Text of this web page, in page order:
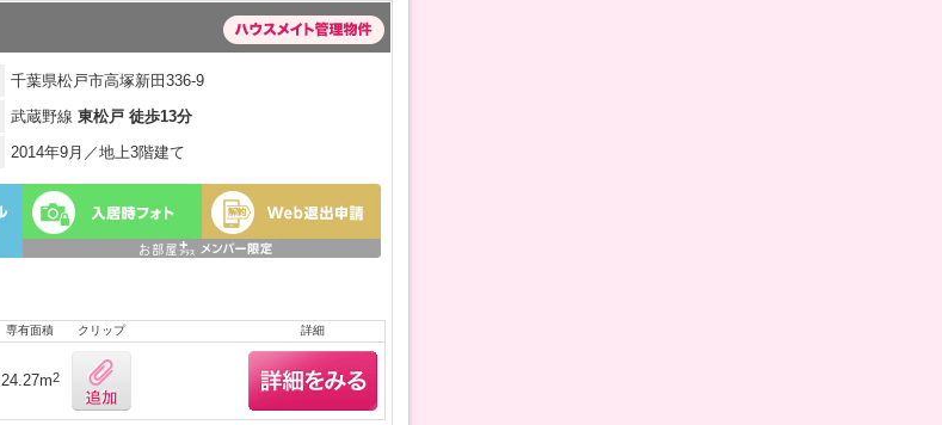
千葉県松戸市高塚新田336-9
武蔵野線 東松戸 徒歩13分
2014年9月／地上3階建て
専有面積 クリップ 詳細
24.27m2